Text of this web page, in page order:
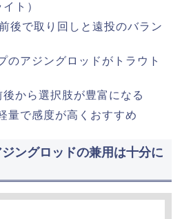
ト）
後で取り回しと遠投のバラン
のアジングロッドがトラウト
から選択肢が豊富になる
量で感度が高くおすすめ
ングロッドの兼用は十分に